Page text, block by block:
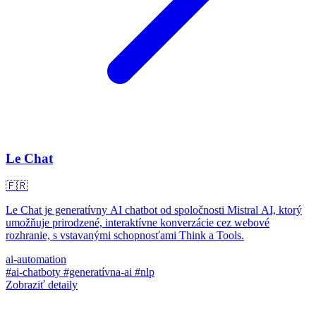
Le Chat
🇫🇷
Le Chat je generatívny AI chatbot od spoločnosti Mistral AI, ktorý
umožňuje prirodzené, interaktívne konverzácie cez webové
rozhranie, s vstavanými schopnosťami Think a Tools.
ai-automation
#ai-chatboty #generatívna-ai #nlp
Zobraziť detaily